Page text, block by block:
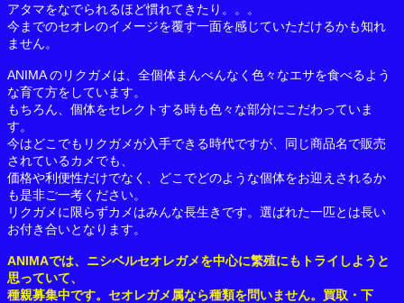
アタマをなでられるほど慣れてきたり。。。
今までのセオレのイメージを覆す一面を感じていただけるかも知れ
ません。
ANIMA のリクガメは、全個体まんべんなく色々なエサを食べるよう
な育て方をしています。
もちろん、個体をセレクトする時も色々な部分にこだわっていま
す。
今はどこでもリクガメが入手できる時代ですが、同じ商品名で販売
されているカメでも、
価格や利便性だけでなく、どこでどのような個体をお迎えされるか
も是非ご一考ください。
リクガメに限らずカメはみんな長生きです。選ばれた一匹とは長い
お付き合いとなります。
ANIMAでは、ニシベルセオレガメを中心に繁殖にもトライしようと
思っていて、
種親募集中です。セオレガメ属なら種類を問いません。買取・下